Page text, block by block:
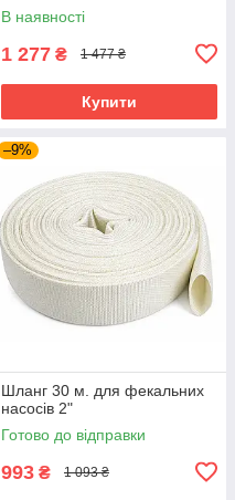
В наявності
1 277 ₴ 1 477 ₴
Купити
–9%
Шланг 30 м. для фекальних
насосів 2"
Готово до відправки
993 ₴ 1 093 ₴